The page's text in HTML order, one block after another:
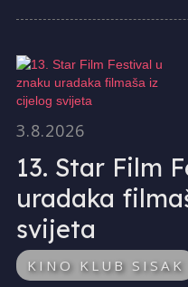
3.8.2026
13. Star Film
uradaka
svijeta
KINO KLUB SISAK